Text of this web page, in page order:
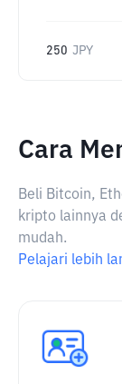
250 JPY
Cara
Beli Bitcoin,
kripto lainnya
mudah.
Pelajari lebih